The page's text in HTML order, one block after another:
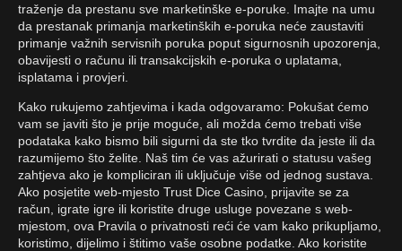
traženje da prestanu sve marketinške e-poruke. Imajte na umu
da prestanak primanja marketinških e-poruka neće zaustaviti
primanje važnih servisnih poruka poput sigurnosnih upozorenja,
obavijesti o računu ili transakcijskih e-poruka o uplatama,
isplatama i provjeri.
Kako rukujemo zahtjevima i kada odgovaramo: Pokušat ćemo
vam se javiti što je prije moguće, ali možda ćemo trebati više
podataka kako bismo bili sigurni da ste tko tvrdite da jeste ili da
razumijemo što želite. Naš tim će vas ažurirati o statusu vašeg
zahtjeva ako je kompliciran ili uključuje više od jednog sustava.
Ako posjetite web-mjesto Trust Dice Casino, prijavite se za
račun, igrate igre ili koristite druge usluge povezane s web-
mjestom, ova Pravila o privatnosti reći će vam kako prikupljamo,
koristimo, dijelimo i štitimo vaše osobne podatke. Ako koristite